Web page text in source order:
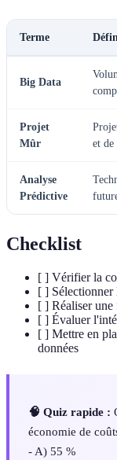
Terme
Big Data
Projet
Mûr
et de
Analyse
Prédictive
Checklist
[ ] Vérifier la
[ ] Sélectionner
[ ] Réaliser une
[ ] Évaluer
[ ] Mettre en
données
🧠 Quiz rapide :
économie de
- A) 55 %